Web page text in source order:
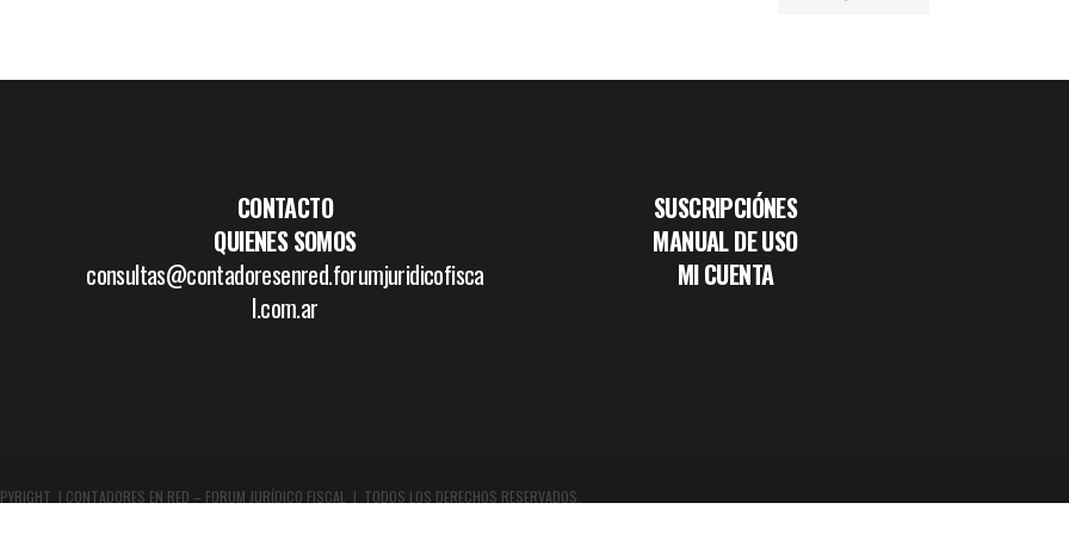
CONTACTO
QUIENES SOMOS
consultas@contadoresenred.forumjuridicofisca
l.com.ar
SUSCRIPCIÓNES
MANUAL DE USO
MI CUENTA
| CONTADORES EN RED – FORUM JURÍDICO FISCAL | TODOS LOS DERECHOS RESERVADOS.